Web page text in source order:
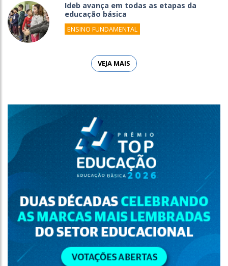
Ideb avança em todas as etapas da
educação básica
ENSINO FUNDAMENTAL
VEJA MAIS